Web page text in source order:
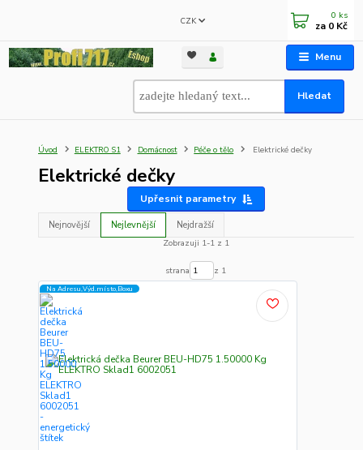
Menu
CZK
Hledat
0 ks
za 0 Kč
Úvod ELEKTRO S1 Domácnost Péče o tělo Elektrické dečky
Elektrické dečky
Upřesnit parametry
Nejnovější Nejlevnější
Nejdražší
Zobrazuji 1-1 z 1
strana z 1
Na Adresu,Výd.místo,Boxu